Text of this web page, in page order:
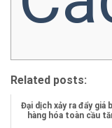
Related posts:
Đại dịch xảy ra đẩy giá
hàng hóa toàn cầu